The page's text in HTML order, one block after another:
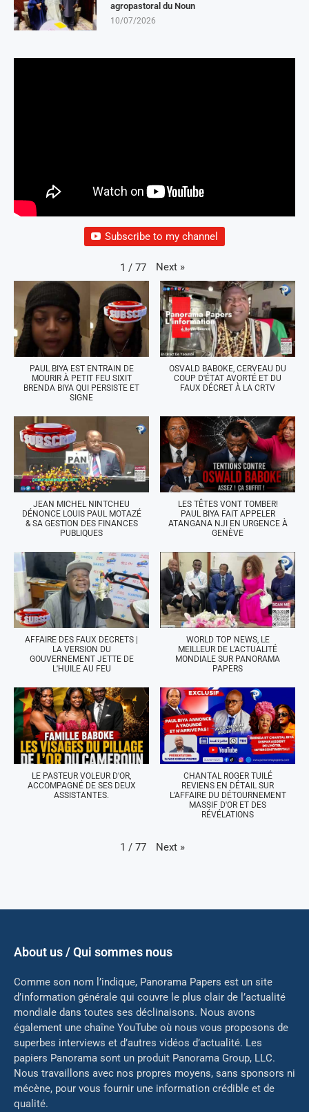
agropastoral du Noun
10/07/2026
Subscribe to my channel
1 / 77 Next »
PAUL BIYA EST ENTRAIN DE
MOURIR À PETIT FEU SIXIT
BRENDA BIYA QUI PERSISTE ET
SIGNE
OSVALD BABOKE, CERVEAU DU
COUP D'ÉTAT AVORTÉ ET DU
FAUX DÉCRET À LA CRTV
JEAN MICHEL NINTCHEU
DÉNONCE LOUIS PAUL MOTAZÉ
& SA GESTION DES FINANCES
PUBLIQUES
LES TÊTES VONT TOMBER!
PAUL BIYA FAIT APPELER
ATANGANA NJI EN URGENCE À
GENÈVE
AFFAIRE DES FAUX DECRETS |
LA VERSION DU
GOUVERNEMENT JETTE DE
L'HUILE AU FEU
WORLD TOP NEWS, LE
MEILLEUR DE L'ACTUALITÉ
MONDIALE SUR PANORAMA
PAPERS
LE PASTEUR VOLEUR D'OR,
ACCOMPAGNÉ DE SES DEUX
ASSISTANTES.
CHANTAL ROGER TUILÉ
REVIENS EN DÉTAIL SUR
L'AFFAIRE DU DÉTOURNEMENT
MASSIF D'OR ET DES
RÉVÉLATIONS
1 / 77 Next »
About us / Qui sommes nous
Comme son nom l’indique, Panorama Papers est un site
d’information générale qui couvre le plus clair de l’actualité
mondiale dans toutes ses déclinaisons. Nous avons
également une chaîne YouTube où nous vous proposons de
superbes interviews et d’autres vidéos d’actualité. Les
papiers Panorama sont un produit Panorama Group, LLC.
Nous travaillons avec nos propres moyens, sans sponsors ni
mécène, pour vous fournir une information crédible et de
qualité.